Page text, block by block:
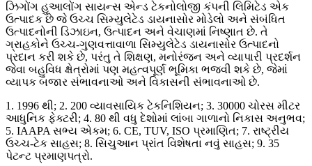
ઝિગોંગ હુઆલોંગ સાયન્સ એન્ડ ટેકનોલોજી કંપની લિમિટેડ એક
ઉત્પાદક છે જે ઉચ્ચ સિમ્યુલેટેડ ડાયનાસોર મોડેલો અને સંબંધિત
ઉત્પાદનોની ડિઝાઇન, ઉત્પાદન અને વેચાણમાં નિષ્ણાત છે. તે
ગ્રાહકોને ઉચ્ચ-ગુણવત્તાવાળા સિમ્યુલેટેડ ડાયનાસોર ઉત્પાદનો
પ્રદાન કરી શકે છે, પરંતુ તે શિક્ષણ, મનોરંજન અને વ્યાપારી પ્રદર્શન
જેવા બહુવિધ ક્ષેત્રોમાં પણ મહત્વપૂર્ણ ભૂમિકા ભજવી શકે છે, જેમાં
વ્યાપક બજાર સંભાવનાઓ અને વિકાસની સંભાવનાઓ છે.
1. 1996 થી; 2. 200 વ્યાવસાયિક ટેકનિશિયન; 3. 30000 ચોરસ મીટર
આધુનિક ફેક્ટરી; 4. 80 થી વધુ દેશોમાં લાંબા ગાળાનો નિકાસ અનુભવ;
5. IAAPA સભ્ય એકમ; 6. CE, TUV, ISO પ્રમાણિત; 7. રાષ્ટ્રીય
ઉચ્ચ-ટેક સાહસ; 8. સિચુઆન પ્રાંત વિશેષતા નવું સાહસ; 9. 35
પેટન્ટ પ્રમાણપત્રો.